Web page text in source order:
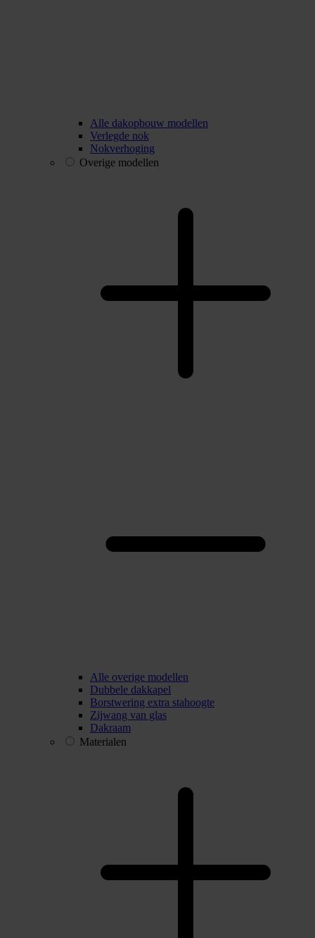
Alle dakopbouw modellen
Verlegde nok
Nokverhoging
Overige modellen
Alle overige modellen
Dubbele dakkapel
Borstwering extra stahoogte
Zijwang van glas
Dakraam
Materialen